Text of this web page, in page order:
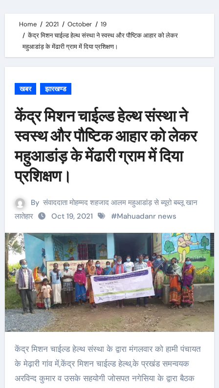
Home 2021 October
19
केंद्र मिशन चाईल्ड हेल्थ संस्था ने स्वस्थ और पौष्टिक आहार को लेकर
महुआडांड़ के मेंढारी ग्राम में दिया प्रशिक्षण।
खबर झारखण्ड
केंद्र मिशन चाईल्ड हेल्थ संस्था ने
स्वस्थ और पौष्टिक आहार को लेकर
महुआडांड़ के मेंढारी ग्राम में दिया
प्रशिक्षण।
By संवाददाता मोहम्मद शहजाद आलम महुआडांड़ से ब्यूरो बब्लू खान
लातेहार
Oct 19, 2021 #Mahuadanr news
केंद्र मिशन चाईल्ड हेल्थ संस्था के द्वारा मंगलवार को हामी पंचायत
के मेढ़ारी गांव में,केंद्र मिशन चाईल्ड हेल्थ,के प्रखंड समन्वयक
अरविन्द कुमार व उसके सहयोगी जोसपत नगेसिया के द्वारा बैठक